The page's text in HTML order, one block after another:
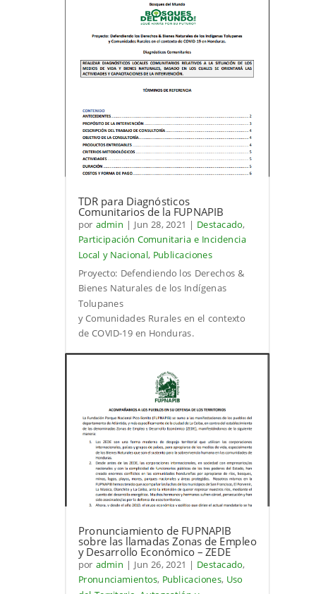
TDR para Diagnósticos
Comunitarios de la FUPNAPIB
por admin | Jun 28, 2021 | Destacado,
Participación Comunitaria e Incidencia
Local y Nacional, Publicaciones
Proyecto: Defendiendo los Derechos &
Bienes Naturales de los Indígenas
Tolupanes
y Comunidades Rurales en el contexto
de COVID-19 en Honduras.
Pronunciamiento de FUPNAPIB
sobre las llamadas Zonas de Empleo
y Desarrollo Económico – ZEDE
por admin | Jun 26, 2021 | Destacado,
Pronunciamientos, Publicaciones, Uso